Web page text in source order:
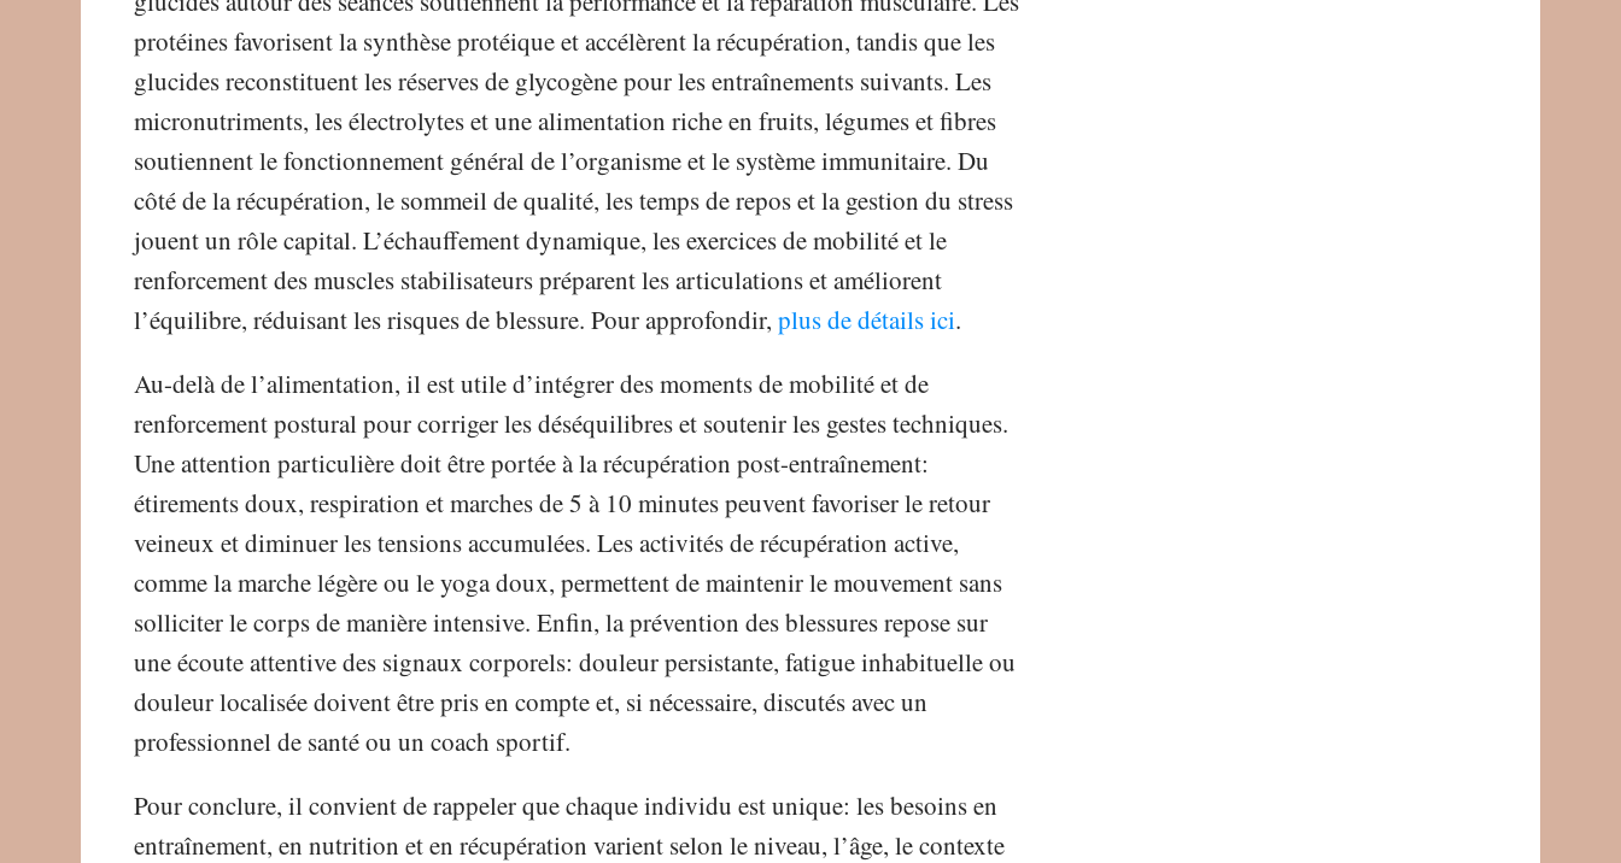
protéines favorisent la synthèse protéique et accélèrent la récupération, tandis que les
glucides reconstituent les réserves de glycogène pour les entraînements suivants. Les
micronutriments, les électrolytes et une alimentation riche en fruits, légumes et fibres
soutiennent le fonctionnement général de l’organisme et le système immunitaire. Du
côté de la récupération, le sommeil de qualité, les temps de repos et la gestion du stress
jouent un rôle capital. L’échauffement dynamique, les exercices de mobilité et le
renforcement des muscles stabilisateurs préparent les articulations et améliorent
l’équilibre, réduisant les risques de blessure. Pour approfondir,plus de détails ici.
Au-delà de l’alimentation, il est utile d’intégrer des moments de mobilité et de
renforcement postural pour corriger les déséquilibres et soutenir les gestes techniques.
Une attention particulière doit être portée à la récupération post-entraînement:
étirements doux, respiration et marches de 5 à 10 minutes peuvent favoriser le retour
veineux et diminuer les tensions accumulées. Les activités de récupération active,
comme la marche légère ou le yoga doux, permettent de maintenir le mouvement sans
solliciter le corps de manière intensive. Enfin, la prévention des blessures repose sur
une écoute attentive des signaux corporels: douleur persistante, fatigue inhabituelle ou
douleur localisée doivent être pris en compte et, si nécessaire, discutés avec un
professionnel de santé ou un coach sportif.
Pour conclure, il convient de rappeler que chaque individu est unique: les besoins en
entraînement, en nutrition et en récupération varient selon le niveau, l’âge, le contexte